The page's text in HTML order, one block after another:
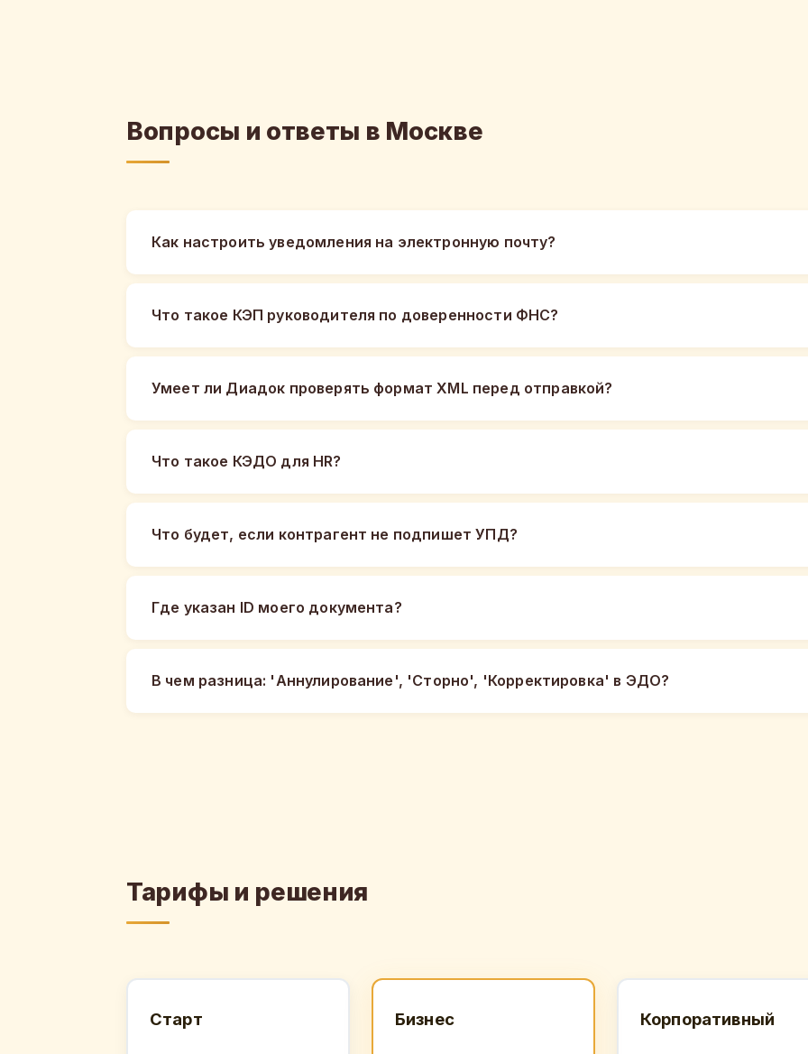
Вопросы и ответы в Москве
Как настроить уведомления на электронную почту?
Что такое КЭП руководителя по доверенности ФНС?
Умеет ли Диадок проверять формат XML перед отправкой?
Что такое КЭДО для HR?
Что будет, если контрагент не подпишет УПД?
Где указан ID моего документа?
В чем разница: 'Аннулирование', 'Сторно', 'Корректировка' в ЭДО?
Тарифы и решения
Старт Бизнес Корпоративный